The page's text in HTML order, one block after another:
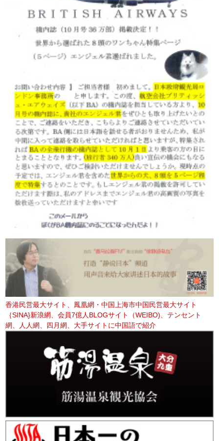
香港民営最大サイト、鳳凰網・中国上海市中国民営最大サイト
｛SINA}新浪網、会員7億人BLOGサイト（WEIBO)、テンセント
網、人人網、四月網、大手サイトに中国語で紹介